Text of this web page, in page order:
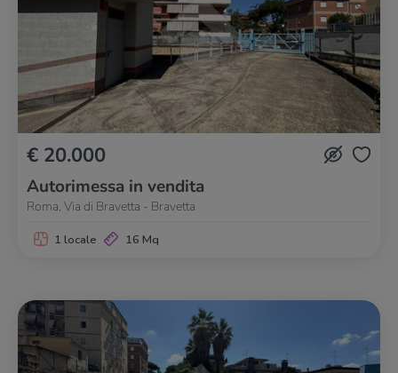
€ 20.000
Autorimessa in vendita
Roma, Via di Bravetta - Bravetta
1 locale 16 Mq